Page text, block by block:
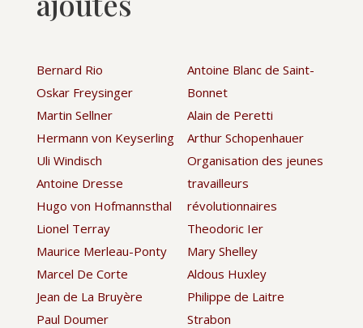
Bernard Rio
Oskar Freysinger
Martin Sellner
Hermann von Keyserling
Uli Windisch
Antoine Dresse
Hugo von Hofmannsthal
Lionel Terray
Maurice Merleau-Ponty
Marcel De Corte
Jean de La Bruyère
Paul Doumer
Antoine Blanc de Saint-
Bonnet
Alain de Peretti
Arthur Schopenhauer
Organisation des jeunes
travailleurs
révolutionnaires
Theodoric Ier
Mary Shelley
Aldous Huxley
Philippe de Laitre
Strabon